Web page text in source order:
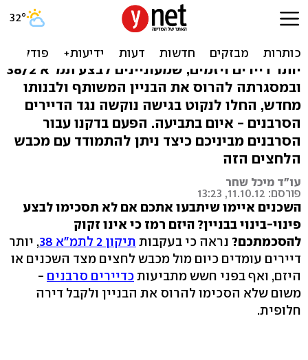
תמ"א 38: אתם דיירים
סרבנים? היזהרו מתביעות
יותר דיירים ויזמים, שמעוניינים לבצע תמ"א 38/2
ובמסגרתה להרוס את הבניין המשותף ולבנותו
מחדש, החלו לנקוט בגישה נוקשה נגד הדיירים
הסרבנים - איום בתביעה. הפעם בדקנו עבור
הסרבנים מביניכם כיצד ניתן להתמודד עם מכבש
הלחצים הזה
עו"ד מיכל שחר
פורסם: 11.10.12, 13:23
השכנים איימו שיתבעו אתכם אם לא תסכימו לבצע
פינוי-בינוי בבניין? היזם רמז כי אינו זקוק
להסכמתכם? נראה כי בעקבות תיקון 2 לתמ"א 38
, יותר
דיירים עומדים כיום מול מכבש לחצים מצד השכנים או
היזם, ואף בפני חשש מתביעותכדיירים סרבנים -
משום שלא הסכימו להרוס את הבניין ולקבל דירה
חלופית.